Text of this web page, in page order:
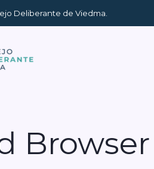
Deliberante de Viedma.
Browser